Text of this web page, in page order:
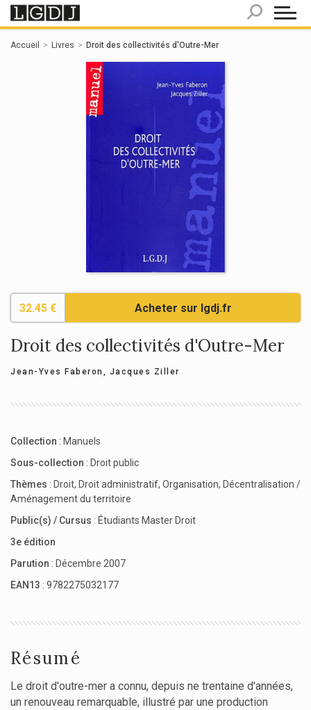
Accueil Livres Droit des collectivités d'Outre-Mer
32.45 € Acheter sur lgdj.fr
Droit des collectivités d'Outre-Mer
Jean-Yves Faberon, Jacques Ziller
Collection : Manuels
Sous-collection : Droit public
Thèmes : Droit, Droit administratif, Organisation, Décentralisation /
Aménagement du territoire
Public(s) / Cursus : Étudiants Master Droit
3e édition
Parution : Décembre 2007
EAN13 : 9782275032177
Résumé
Le droit d'outre-mer a connu, depuis ne trentaine d'années,
un renouveau remarquable, illustré par une production
Panneau de gestion des cookies